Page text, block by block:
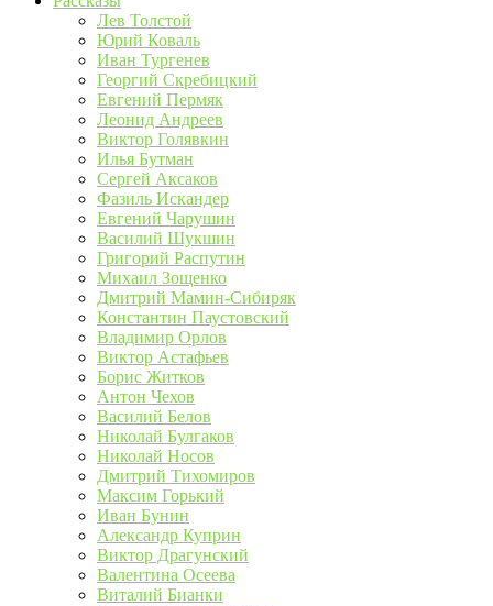
Лев Толстой
Юрий Коваль
Иван Тургенев
Георгий Скребицкий
Евгений Пермяк
Леонид Андреев
Виктор Голявкин
Илья Бутман
Сергей Аксаков
Фазиль Искандер
Евгений Чарушин
Василий Шукшин
Григорий Распутин
Михаил Зощенко
Дмитрий Мамин-Сибиряк
Константин Паустовский
Владимир Орлов
Виктор Астафьев
Борис Житков
Антон Чехов
Василий Белов
Николай Булгаков
Николай Носов
Дмитрий Тихомиров
Максим Горький
Иван Бунин
Александр Куприн
Виктор Драгунский
Валентина Осеева
Виталий Бианки